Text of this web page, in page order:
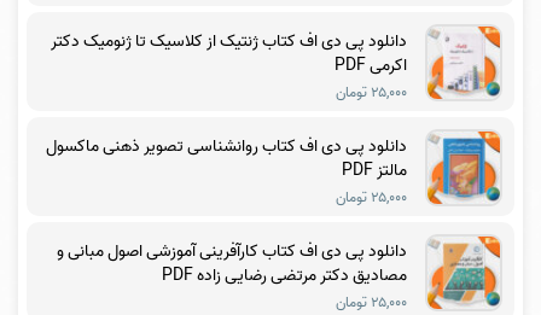
دانلود پی دی اف کتاب ژنتیک از کلاسیک تا ژنومیک دکتر
اکرمی PDF
۲۵,۰۰۰ تومان
دانلود پی دی اف کتاب روانشناسی تصویر ذهنی ماکسول
مالتز PDF
۲۵,۰۰۰ تومان
دانلود پی دی اف کتاب کارآفرینی آموزشی اصول مبانی و
مصادیق دکتر مرتضی رضایی زاده PDF
۲۵,۰۰۰ تومان